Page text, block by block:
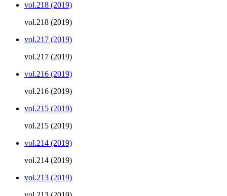
vol.218 (2019)
vol.218 (2019)
vol.217 (2019)
vol.217 (2019)
vol.216 (2019)
vol.216 (2019)
vol.215 (2019)
vol.215 (2019)
vol.214 (2019)
vol.214 (2019)
vol.213 (2019)